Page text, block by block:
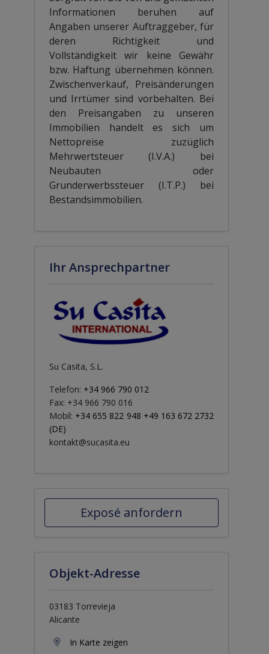
Informationen beruhen auf
Angaben unserer Auftraggeber, für
deren Richtigkeit und
Vollständigkeit wir keine Gewähr
bzw. Haftung übernehmen können.
Zwischenverkauf, Preisänderungen
und Irrtümer sind vorbehalten. Bei
den Preisangaben zu unseren
Immobilien handelt es sich um
Nettopreise zuzüglich
Mehrwertsteuer (I.V.A.) bei
Neubauten oder
Grunderwerbssteuer (I.T.P.) bei
Bestandsimmobilien.
Ihr Ansprechpartner
Su Casita, S.L.
Telefon: +34 966 790 012
Fax: +34 966 790 016
Mobil: +34 655 822 948 +49 163 672 2732
(DE)
kontakt@sucasita.eu
Exposé anfordern
Objekt-Adresse
03183 Torrevieja
Alicante
In Karte zeigen